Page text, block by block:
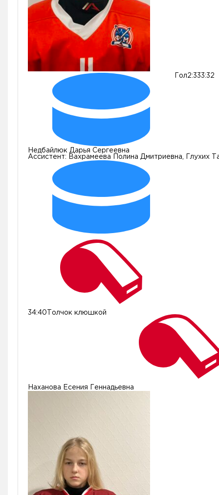
Гол2:333:32
Недбайлюк Дарья Сергеевна
Ассистент:
Вахрамеева Полина Дмитриевна, Глухих
34:40 Толчок клюшкой
Наханова Есения Геннадьевна